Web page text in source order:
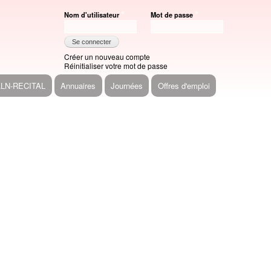
Nom d'utilisateur Mot de passe
Créer un nouveau compte
Réinitialiser votre mot de passe
RECITAL Annuaires Journées Offres d'emploi